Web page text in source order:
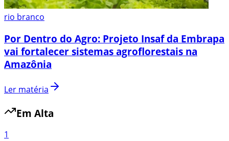
rio branco
Por Dentro do Agro: Projeto Insaf da Embrapa
vai fortalecer sistemas agroflorestais na
Amazônia
Ler matéria
Em Alta
1